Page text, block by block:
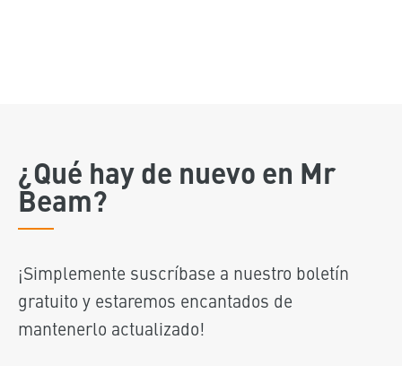
¿Qué hay de nuevo en Mr
Beam?
¡Simplemente suscríbase a nuestro boletín
gratuito y estaremos encantados de
mantenerlo actualizado!